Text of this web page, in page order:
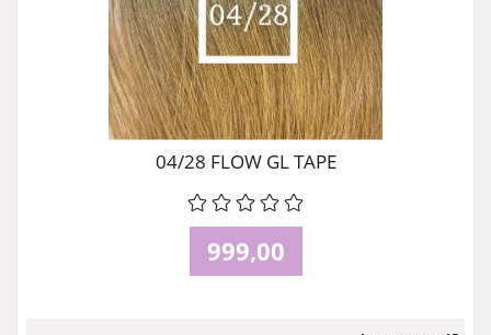
04/28 FLOW GL TAPE
999,00